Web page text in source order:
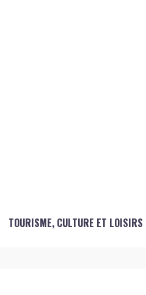
TOURISME, CULTURE ET LOISIRS